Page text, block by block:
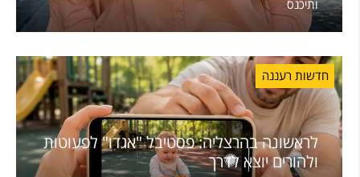
ותיכנס
חדשות רעננה
לראשונה בהרצליה: פסטיבל "אגדו" לפעוטות
ולהורים יוצא לדרך